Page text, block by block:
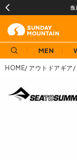
当
MEN
HOME アウトドアギア